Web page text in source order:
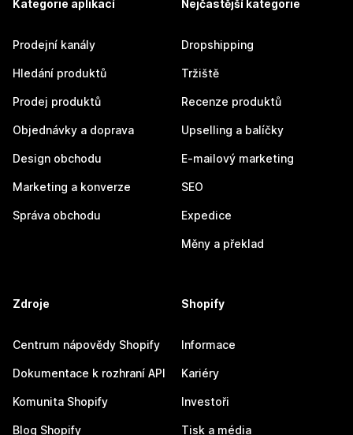
Kategorie aplikací
Prodejní kanály
Hledání produktů
Prodej produktů
Objednávky a doprava
Design obchodu
Marketing a konverze
Správa obchodu
Nejčastější kategorie
Dropshipping
Tržiště
Recenze produktů
Upselling a balíčky
E-mailový marketing
SEO
Expedice
Měny a překlad
Zdroje
Centrum nápovědy Shopify
Dokumentace k rozhraní API
Komunita Shopify
Blog Shopify
Shopify
Informace
Kariéry
Investoři
Tisk a média